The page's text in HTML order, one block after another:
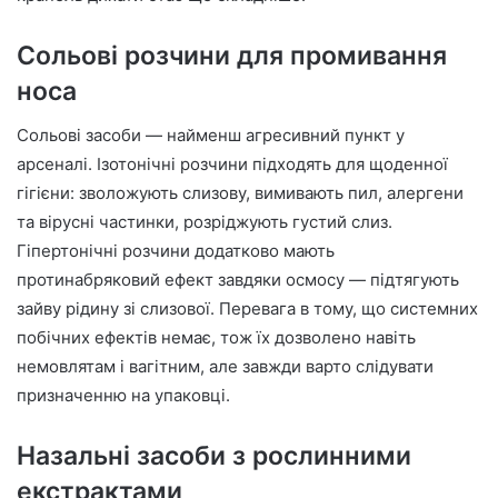
Сольові розчини для промивання
носа
Сольові засоби — найменш агресивний пункт у
арсеналі. Ізотонічні розчини підходять для щоденної
гігієни: зволожують слизову, вимивають пил, алергени
та вірусні частинки, розріджують густий слиз.
Гіпертонічні розчини додатково мають
протинабряковий ефект завдяки осмосу — підтягують
зайву рідину зі слизової. Перевага в тому, що системних
побічних ефектів немає, тож їх дозволено навіть
немовлятам і вагітним, але завжди варто слідувати
призначенню на упаковці.
Назальні засоби з рослинними
екстрактами